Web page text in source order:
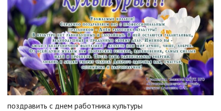
поздравить с днем работника культуры